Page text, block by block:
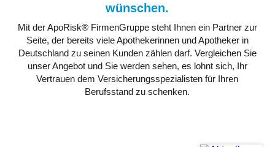
wünschen.
Mit der ApoRisk® FirmenGruppe steht Ihnen ein Partner zur
Seite, der bereits viele Apothekerinnen und Apotheker in
Deutschland zu seinen Kunden zählen darf. Vergleichen Sie
unser Angebot und Sie werden sehen, es lohnt sich, Ihr
Vertrauen dem Versicherungsspezialisten für Ihren
Berufsstand zu schenken.